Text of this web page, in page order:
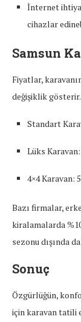
İnternet
cihazlar
Samsun
Fiyatlar,
değişiklik
Standart
Lüks Karavan:
4×4 Karavan:
Bazı firmalar,
kiralamalarda
sezonu dışında
Sonuç
Özgürlüğün,
için karavan tatili